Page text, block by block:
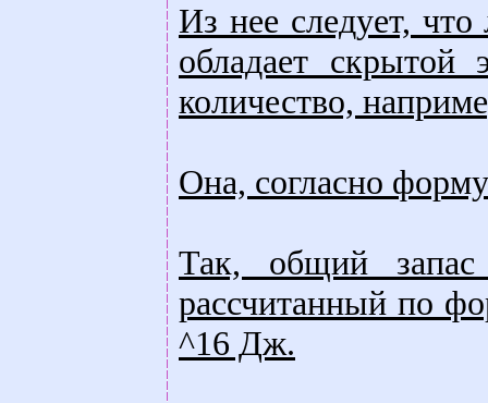
Из нее следует,
обладает
количество,
Она, согласно
Так, общий
рассчитанный по
^16 Дж.